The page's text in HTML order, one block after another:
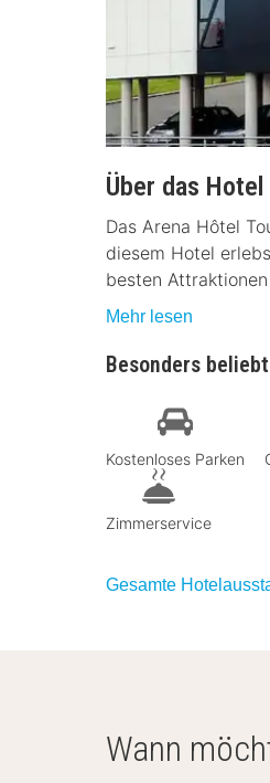
Über das Hotel
Das Arena Hôtel
diesem Hotel
besten
Mehr lesen
Besonders beliebt
Kostenloses Parken
Zimmerservice
Gesamte
Wann